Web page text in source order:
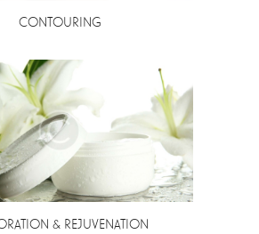
CONTOURING
& REJUVENATION